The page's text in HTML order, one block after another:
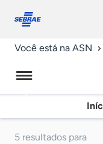
conosco
Você está na ASN
5 resultados para